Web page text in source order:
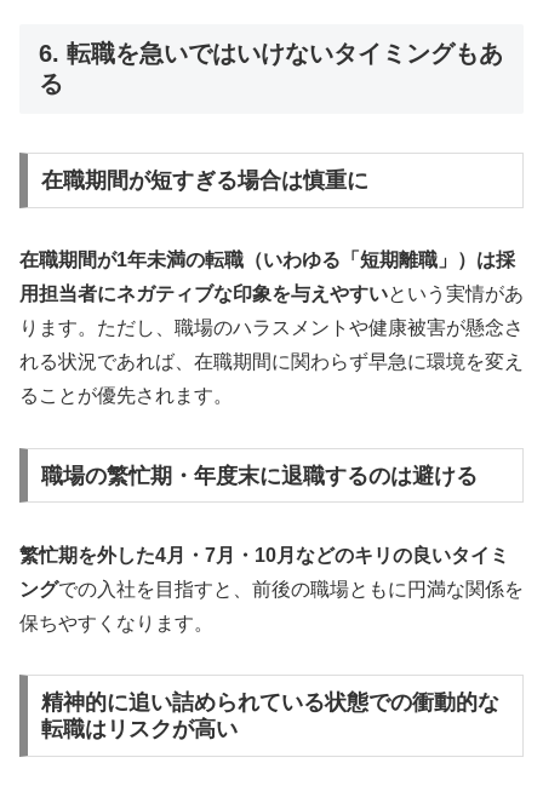
6. 転職を急いではいけないタイミングもあ
る
在職期間が短すぎる場合は慎重に
在職期間が1年未満の転職（いわゆる「短期離職」）は採
用担当者にネガティブな印象を与えやすいという実情があ
ります。ただし、職場のハラスメントや健康被害が懸念さ
れる状況であれば、在職期間に関わらず早急に環境を変え
ることが優先されます。
職場の繁忙期・年度末に退職するのは避ける
繁忙期を外した4月・7月・10月などのキリの良いタイミ
ングでの入社を目指すと、前後の職場ともに円満な関係を
保ちやすくなります。
精神的に追い詰められている状態での衝動的な
転職はリスクが高い